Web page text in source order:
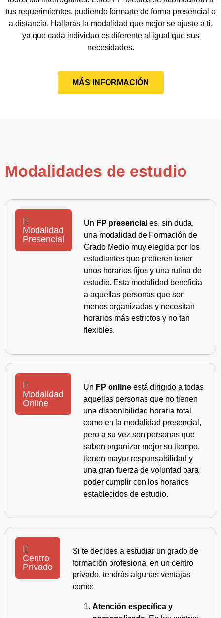
tus requerimientos, pudiendo formarte de forma presencial o
a distancia. Hallarás la modalidad que mejor se ajuste a ti,
ya que cada individuo es diferente al igual que sus
necesidades.
MÁS INFORMACIÓN
Modalidades de estudio
Modalidad
Presencial
Un FP presencial es, sin duda,
una modalidad de Formación de
Grado Medio muy elegida por los
estudiantes que prefieren tener
unos horarios fijos y una rutina de
estudio. Esta modalidad beneficia
a aquellas personas que son
menos organizadas y necesitan
horarios más estrictos y no tan
flexibles.
Modalidad
Online
Un FP online está dirigido a todas
aquellas personas que no tienen
una disponibilidad horaria total
como en la modalidad presencial,
pero a su vez son personas que
saben organizar mejor su tiempo,
tienen mayor responsabilidad y
una gran fuerza de voluntad para
poder cumplir con los horarios
establecidos de estudio.
Centro
Privado
Si te decides a estudiar un grado de
formación profesional en un centro
privado, tendrás algunas ventajas
como:
Atención específica y